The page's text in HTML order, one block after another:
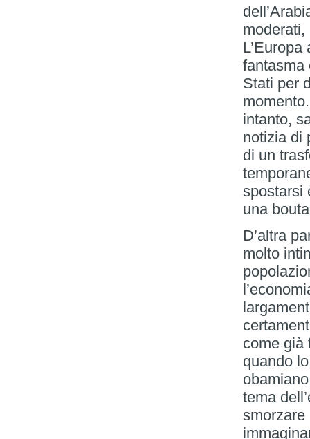
moderati,
fantasma
Stati per
intanto,
notizia di
di un
spostarsi
una
D’altra
molto
come già
quando
tema
smorzare